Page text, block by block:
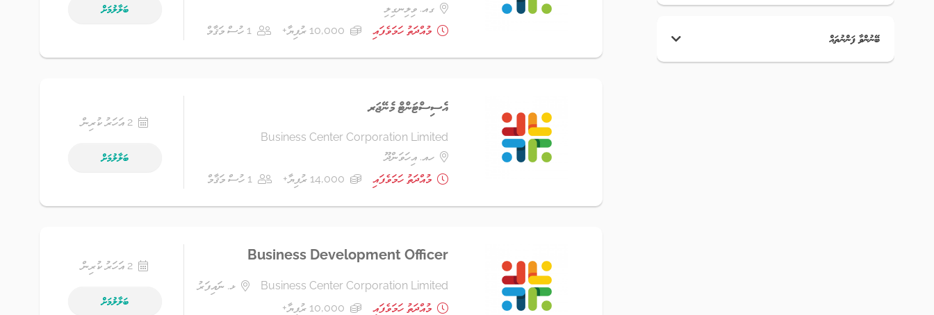
ބޭނުންވާ ފަންނުތައް
ގއ. ވިލިނގިލި
މުއްދަތު ހަމަވެފައި
10,000 ރުފިޔާ+ 1 ހުސް މަޤާމް
ބަލާލުމަށް
އެސިސްޓަންޓް މެނޭޖަރ
Business Center Corporation Limited
ހއ. އިހަވަންދޫ
މުއްދަތު ހަމަވެފައި
14,000 ރުފިޔާ+ 1 ހުސް މަޤާމް
2 އަހަރު ކުރިން
ބަލާލުމަށް
Business Development Officer
Business Center Corporation Limited
ޅ. ނައިފަރު
މުއްދަތު ހަމަވެފައި
10,000 ރުފިޔާ+
2 އަހަރު ކުރިން
ބަލާލުމަށް